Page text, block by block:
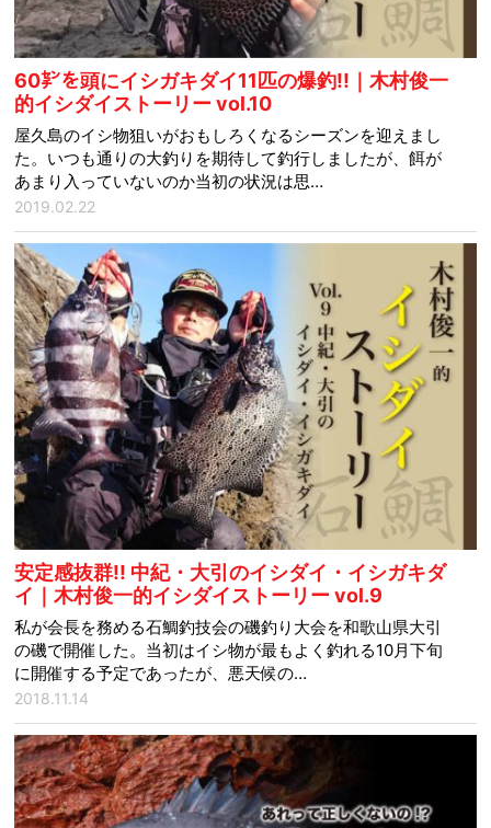
60㌢を頭にイシガキダイ11匹の爆釣!!｜木村俊一
的イシダイストーリー vol.10
屋久島のイシ物狙いがおもしろくなるシーズンを迎えまし
た。いつも通りの大釣りを期待して釣行しましたが、餌が
あまり入っていないのか当初の状況は思…
2019.02.22
安定感抜群!! 中紀・大引のイシダイ・イシガキダ
イ｜木村俊一的イシダイストーリー vol.9
私が会長を務める石鯛釣技会の磯釣り大会を和歌山県大引
の磯で開催した。当初はイシ物が最もよく釣れる10月下旬
に開催する予定であったが、悪天候の…
2018.11.14